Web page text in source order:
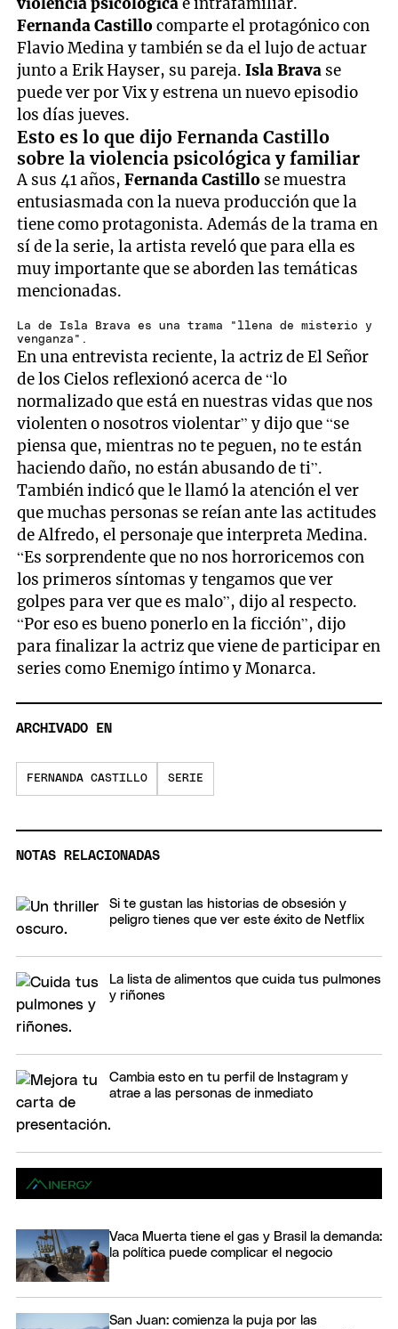
Fernanda Castillocomparte el protagónico con
Flavio Medina y también se da el lujo de actuar
junto a Erik Hayser, su pareja.Isla Brava se
puede ver por Vix y estrena un nuevo episodio
los días jueves.
Esto es lo que dijo Fernanda Castillo
sobre la violencia psicológica y familiar
A sus 41 años,Fernanda Castillo se muestra
entusiasmada con la nueva producción que la
tiene como protagonista. Además de la trama en
sí de la serie, la artista reveló que para ella es
muy importante que se aborden las temáticas
mencionadas.
La de Isla Brava es una trama "llena de misterio y
venganza".
En una entrevista reciente, la actriz de El Señor
de los Cielos reflexionó acerca de “lo
normalizado que está en nuestras vidas que nos
violenten o nosotros violentar” y dijo que “se
piensa que, mientras no te peguen, no te están
haciendo daño, no están abusando de ti”.
También indicó que le llamó la atención el ver
que muchas personas se reían ante las actitudes
de Alfredo, el personaje que interpreta Medina.
“Es sorprendente que no nos horroricemos con
los primeros síntomas y tengamos que ver
golpes para ver que es malo”, dijo al respecto.
“Por eso es bueno ponerlo en la ficción”, dijo
para finalizar la actriz que viene de participar en
series como Enemigo íntimo y Monarca.
ARCHIVADO EN
FERNANDA CASTILLO SERIE
NOTAS RELACIONADAS
Si te gustan las historias de obsesión y
peligro tienes que ver este éxito de Netflix
La lista de alimentos que cuida tus pulmones
y riñones
Cambia esto en tu perfil de Instagram y
atrae a las personas de inmediato
Vaca Muerta tiene el gas y Brasil la demanda:
la política puede complicar el negocio
San Juan: comienza la puja por las